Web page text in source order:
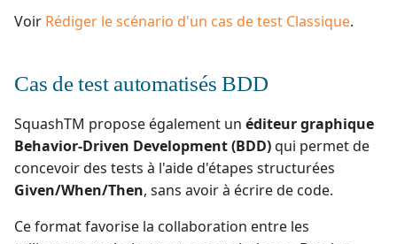
c
e
OpenID Connect
qualitatif
Redmine Bugtracker
Redmine Exigences
Voir Rédiger le scénario d'un cas de test Classique.
Cas de test automatisés BDD
SquashTM propose également un éditeur graphique
Behavior-Driven Development (BDD)qui permet de
concevoir des tests à l'aide d'étapes structurées
Given/When/Then, sans avoir à écrire de code.
Ce format favorise la collaboration entre les